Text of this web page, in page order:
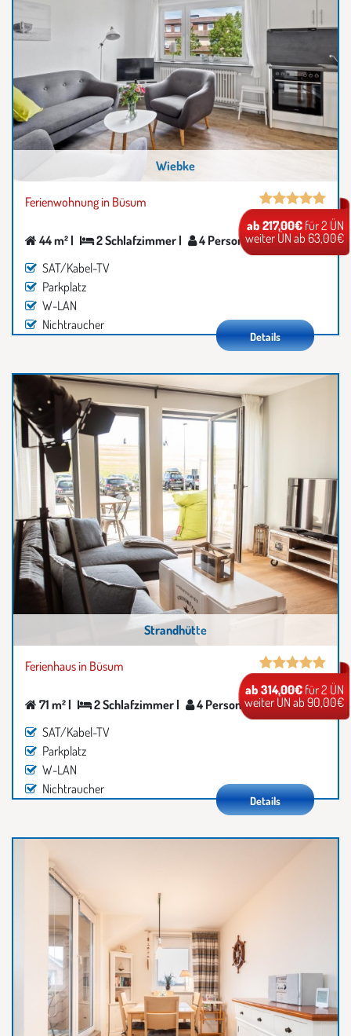
Wiebke
Ferienwohnung in Büsum
44 m² | 2 Schlafzimmer |
4 Personen
SAT/Kabel-TV
Parkplatz
W-LAN
Nichtraucher
ab 217,00€ für 2 ÜN
weiter ÜN ab 63,00€
Details
Strandhütte
Ferienhaus in Büsum
71 m² | 2 Schlafzimmer |
4 Personen
SAT/Kabel-TV
Parkplatz
W-LAN
Nichtraucher
ab 314,00€ für 2 ÜN
weiter ÜN ab 90,00€
Details